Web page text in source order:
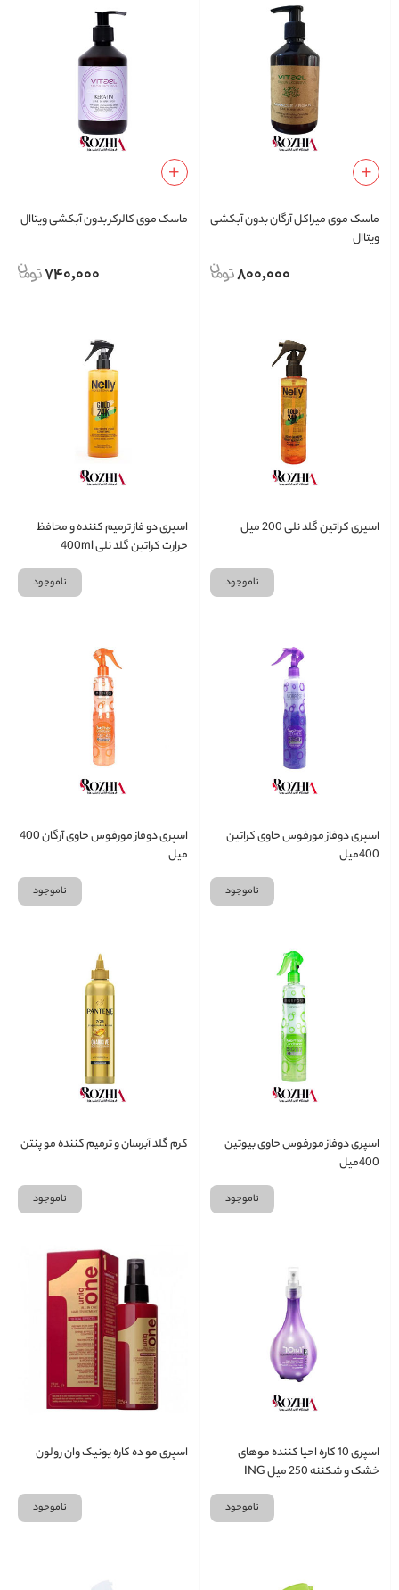
ماسک موی میراکل آرگان بدون آبکشی
ویتاال
800,000
ماسک موی کالرکر بدون آبکشی ویتاال
740,000
اسپری کراتین گلد نلی 200 میل
ناموجود
اسپری دو فاز ترمیم کننده و محافظ
حرارت کراتین گلد نلی 400ml
ناموجود
اسپری دوفاز مورفوس حاوی کراتین
400میل
ناموجود
اسپری دوفاز مورفوس حاوی آرگان 400
میل
ناموجود
اسپری دوفاز مورفوس حاوی بیوتین
400میل
ناموجود
کرم گلد آبرسان و ترمیم کننده مو پنتن
ناموجود
اسپری 10 کاره احیا کننده موهای
خشک و شکننه 250 میل ING
ناموجود
اسپری مو ده کاره یونیک وان رولون
ناموجود